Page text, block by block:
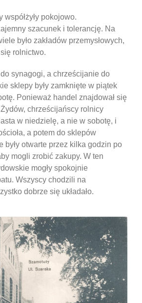
współżyły pokojowo.
szacunek i tolerancję. Na
było zakładów przemysłowych,
rolnictwo.
synagogi, a chrześcijanie do
sklepy były zamknięte w piątek
Ponieważ handel znajdował się
chrześcijańscy rolnicy
w niedzielę, a nie w sobotę, i
a potem do sklepów
były otwarte przez kilka godzin po
mogli zrobić zakupy. W ten
mogły spokojnie
Wszyscy chodzili na
dobrze się układało.